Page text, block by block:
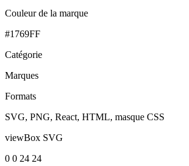
Couleur de la marque
#1769FF
Catégorie
Marques
Formats
SVG, PNG, React, HTML, masque CSS
viewBox SVG
0 0 24 24